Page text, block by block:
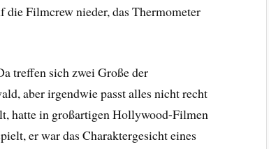
die Filmcrew nieder, das Thermometer
treffen sich zwei Große der
aber irgendwie passt alles nicht recht
hatte in großartigen Hollywood-Filmen
er war das Charaktergesicht eines